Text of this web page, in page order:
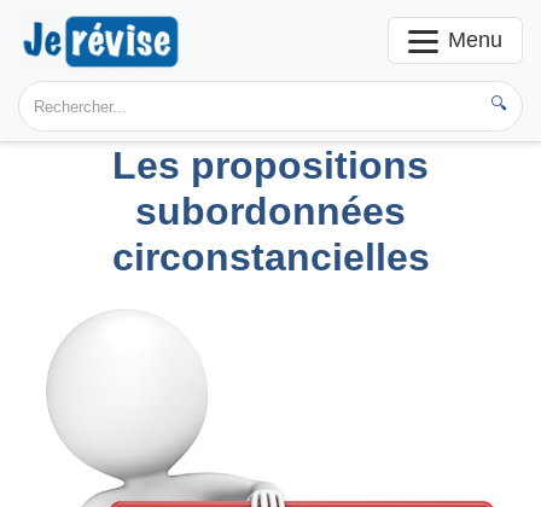
Menu
🔍
Les propositions
subordonnées
circonstancielles